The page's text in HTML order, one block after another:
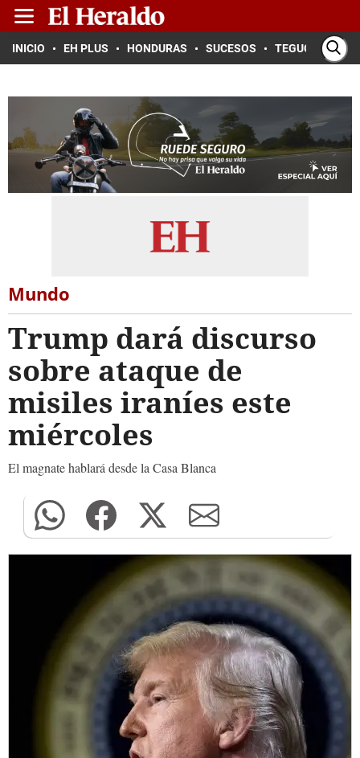
INICIO EH PLUS HONDURAS SUCESOS TEGUCIGALPA
Mundo
Trump dará discurso
sobre ataque de
misiles iraníes este
miércoles
El magnate hablará desde la Casa Blanca